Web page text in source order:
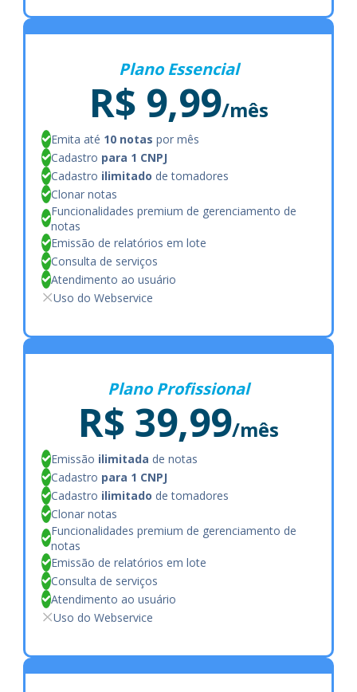
Plano Essencial
R$ 9,99/mês
Emita até 10 notas por mês
Cadastro para 1 CNPJ
Cadastro ilimitado de tomadores
Clonar notas
Funcionalidades premium de gerenciamento de
notas
Emissão de relatórios em lote
Consulta de serviços
Atendimento ao usuário
Uso do Webservice
Plano Profissional
R$ 39,99/mês
Emissão ilimitada de notas
Cadastro para 1 CNPJ
Cadastro ilimitado de tomadores
Clonar notas
Funcionalidades premium de gerenciamento de
notas
Emissão de relatórios em lote
Consulta de serviços
Atendimento ao usuário
Uso do Webservice